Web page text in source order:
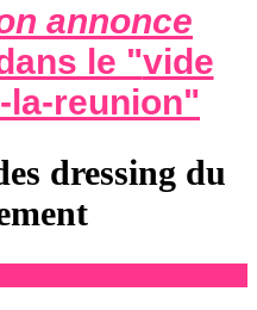
annonce
le "vide
la-reunion"
dressing du